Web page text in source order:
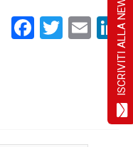
Facebook